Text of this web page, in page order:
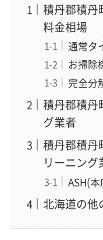
積丹郡積丹
料金相場
通常タ
お掃除
完全分
積丹郡積丹
グ業者
積丹郡積丹
リーニング
ASH(本
北海道の他